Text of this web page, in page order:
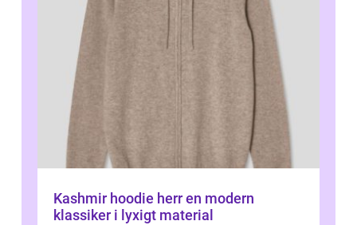
Kashmir hoodie herr en modern
klassiker i lyxigt material